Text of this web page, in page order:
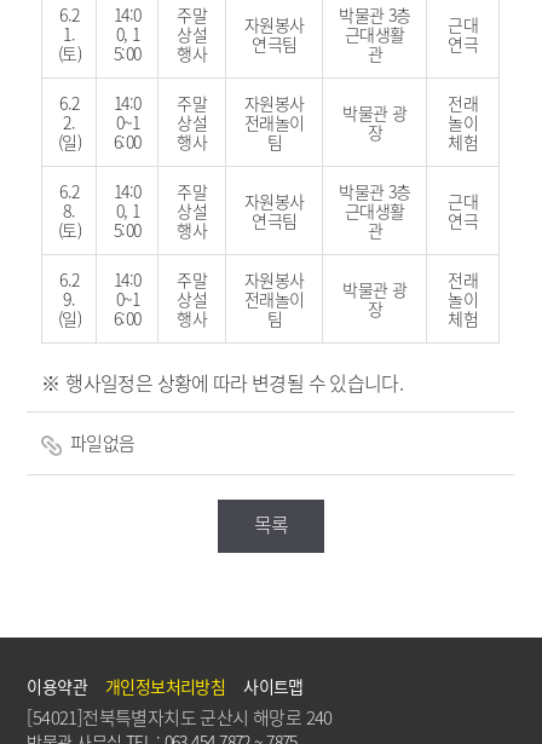
6.2
1.
(토)
14:0
0, 1
5:00
주말
상설
행사
자원봉사
연극팀
박물관 3층
근대생활
관
근대
연극
6.2
2.
(일)
14:0
0~1
6:00
주말
상설
행사
자원봉사
전래놀이
팀
박물관 광
장
전래
놀이
체험
6.2
8.
(토)
14:0
0, 1
5:00
주말
상설
행사
자원봉사
연극팀
박물관 3층
근대생활
관
근대
연극
6.2
9.
(일)
14:0
0~1
6:00
주말
상설
행사
자원봉사
전래놀이
팀
박물관 광
장
전래
놀이
체험
※행사일정은 상황에 따라 변경될 수 있습니다.
파일없음
목록
이용약관 개인정보처리방침 사이트맵
[54021]전북특별자치도 군산시 해망로 240